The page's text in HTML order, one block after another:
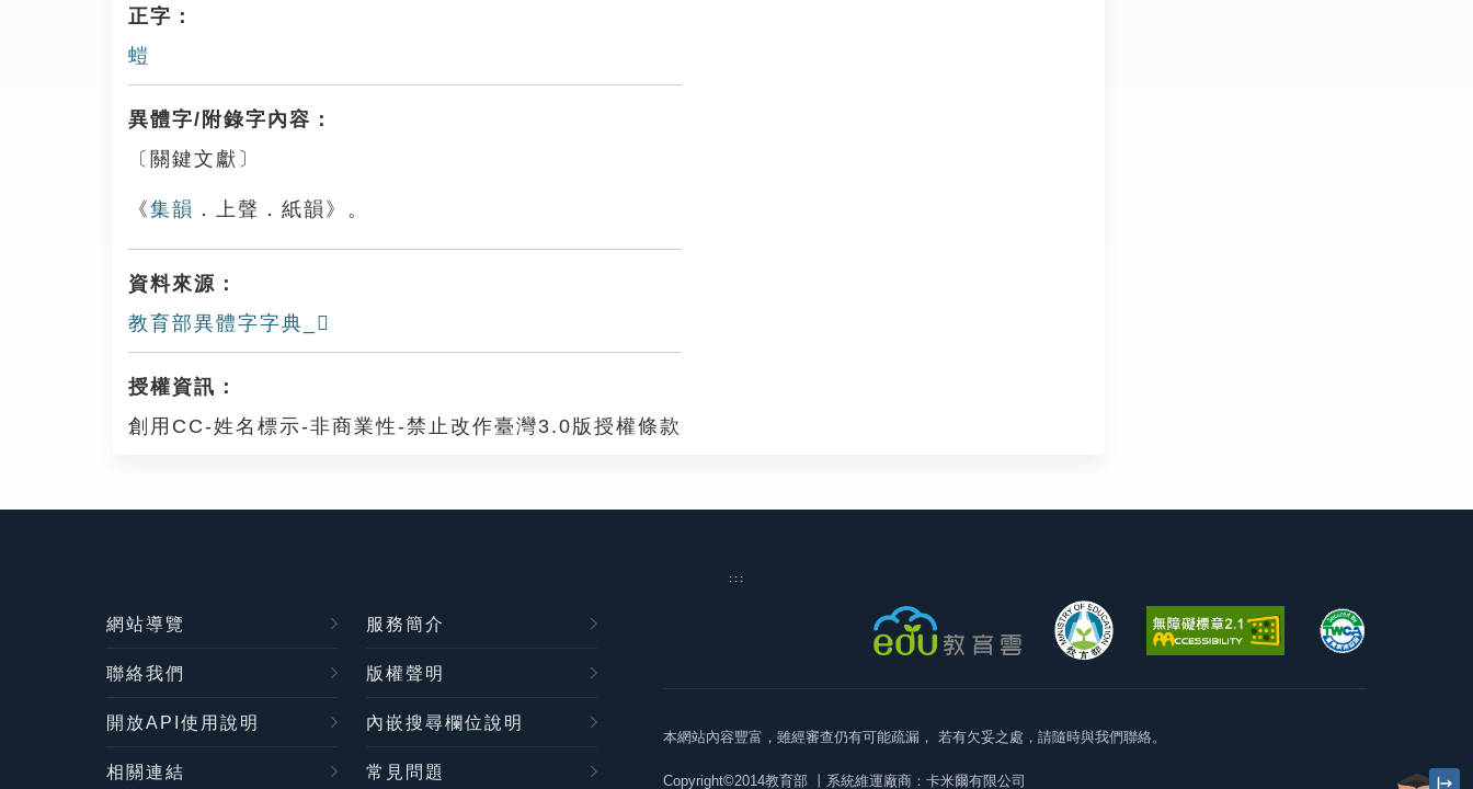
正字：
螘
異體字/附錄字內容：
〔關鍵文獻〕
《集韻 ．上聲．紙韻》。
資料來源：
教育部異體字字典_𧔮
授權資訊：
創用CC-姓名標示-非商業性-禁止改作臺灣3.0版授權條款
:::
網站導覽 服務簡介
聯絡我們 版權聲明
開放API使用說明 內嵌搜尋欄位說明
相關連結 常見問題
本網站內容豐富，雖經審查仍有可能疏漏， 若有欠妥之處，請隨時與我們聯絡。
Copyright©2014教育部 丨系統維運廠商：卡米爾有限公司